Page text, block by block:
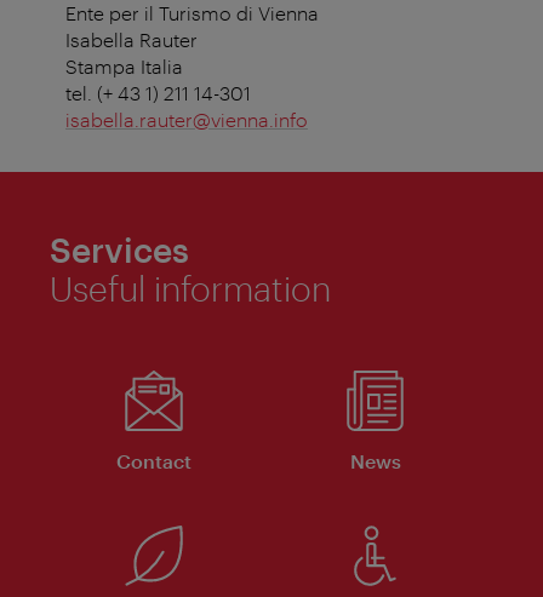
Ente per il Turismo di Vienna
Isabella Rauter
Stampa Italia
tel. (+ 43 1) 211 14-301
isabella.rauter@vienna.info
Services
Useful information
Contact News